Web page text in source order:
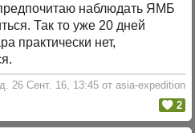
наблюдать ЯМБ
Так то уже 20 дней
практически нет,
26 Сент. 16, 13:45 от asia-expedition
2